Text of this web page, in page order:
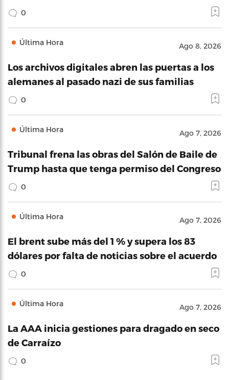
0
Última Hora Ago 8, 2026
Los archivos digitales abren las puertas a los
alemanes al pasado nazi de sus familias
0
Última Hora Ago 7, 2026
Tribunal frena las obras del Salón de Baile de
Trump hasta que tenga permiso del Congreso
0
Última Hora Ago 7, 2026
El brent sube más del 1 % y supera los 83
dólares por falta de noticias sobre el acuerdo
0
Última Hora Ago 7, 2026
La AAA inicia gestiones para dragado en seco
de Carraízo
0